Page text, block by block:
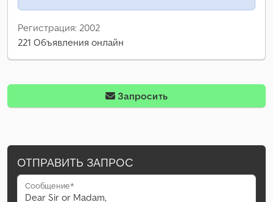
Регистрация: 2002
221 Объявления онлайн
Запросить
ОТПРАВИТЬ ЗАПРОС
Сообщение*